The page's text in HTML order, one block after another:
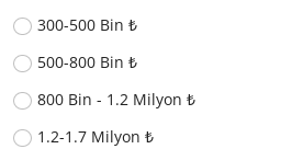
300-500 Bin ₺
500-800 Bin ₺
800 Bin - 1.2 Milyon ₺
1.2-1.7 Milyon ₺